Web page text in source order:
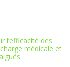
l’efficacité des
médicale et